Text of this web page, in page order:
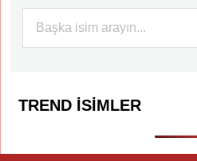
TREND İSIMLER